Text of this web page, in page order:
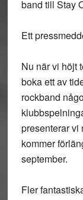
band till Stay
Ett
Nu när vi höjt
boka ett av
rockband
presenterar vi
kommer
september.
Fler